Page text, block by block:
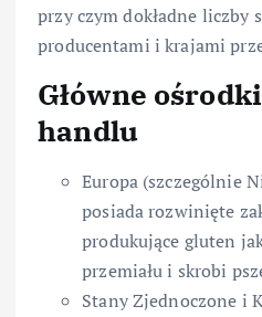
przy czym dokładne liczby
producentami i krajami
Główne
handlu
Europa (szczególnie
posiada rozwinięte
produkujące gluten
przemiału i skrobi
Stany Zjednoczone i